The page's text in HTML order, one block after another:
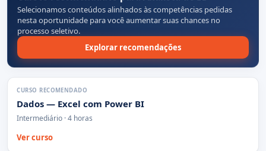
Selecionamos conteúdos alinhados às competências pedidas
nesta oportunidade para você aumentar suas chances no
processo seletivo.
Explorar recomendações
CURSO RECOMENDADO
Dados — Excel com Power BI
Intermediário · 4 horas
Ver curso